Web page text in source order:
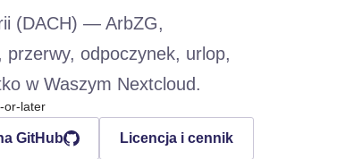
(DACH) — ArbZG,
odpoczynek, urlop,
w Waszym Nextcloud.
or-later
GitHub Licencja i cennik